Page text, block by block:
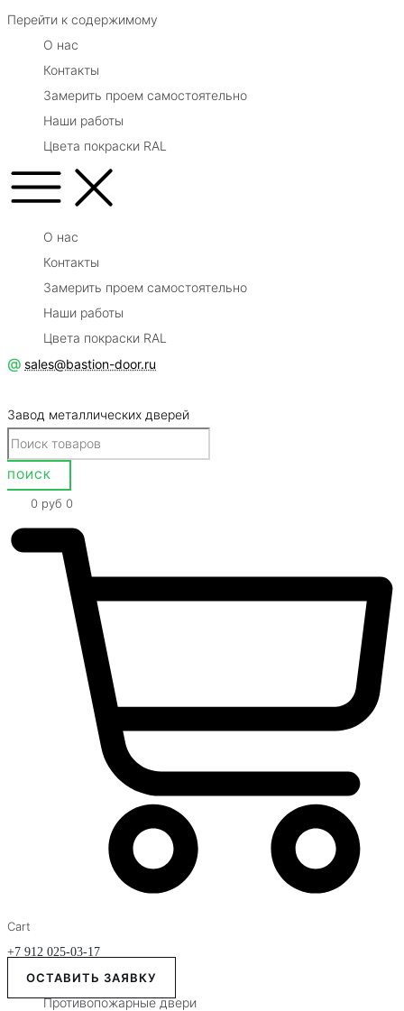
Перейти к содержимому
О нас
Контакты
Замерить проем самостоятельно
Наши работы
Цвета покраски RAL
О нас
Контакты
Замерить проем самостоятельно
Наши работы
Цвета покраски RAL
@ sales@bastion-door.ru
Завод металлических дверей
0 руб 0
Cart
+7 912 025-03-17
ОСТАВИТЬ ЗАЯВКУ
Противопожарные двери